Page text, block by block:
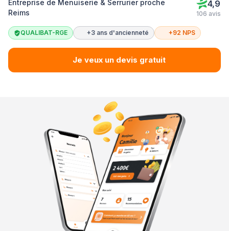
Entreprise de Menuiserie & Serrurier proche
Reims
4,9
106 avis
QUALIBAT-RGE +3 ans d'ancienneté +92 NPS
Je veux un devis gratuit